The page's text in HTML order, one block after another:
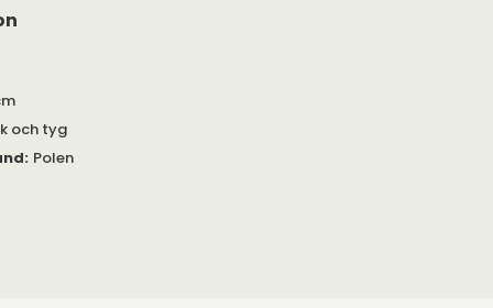
och tyg
: Polen